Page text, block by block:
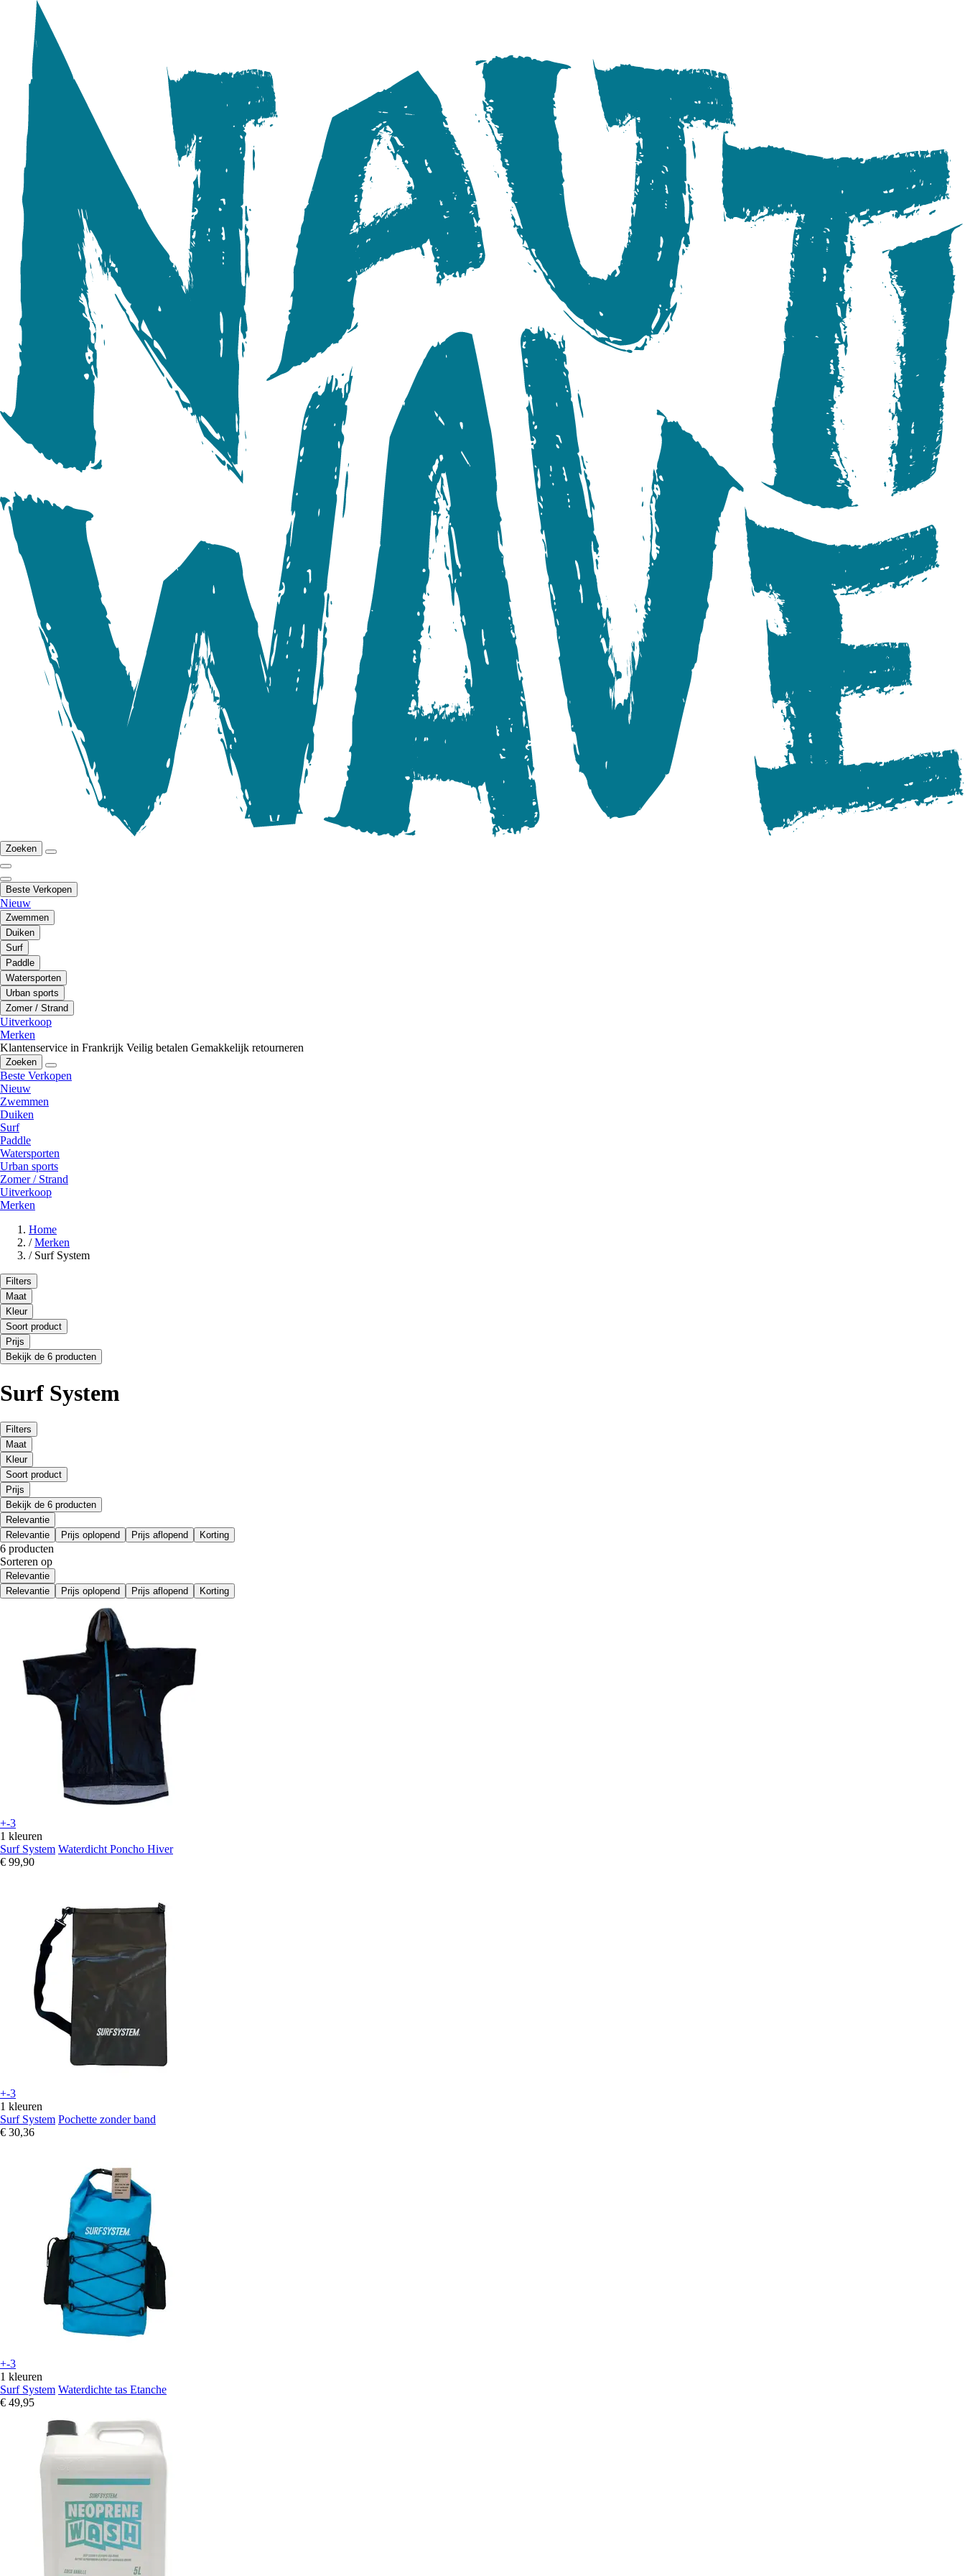
Zoeken
Beste Verkopen
Nieuw
Zwemmen
Duiken
Surf
Paddle
Watersporten
Urban sports
Zomer / Strand
Uitverkoop
Merken
Klantenservice in Frankrijk Veilig betalen Gemakkelijk retourneren
Zoeken
Beste Verkopen
Nieuw
Zwemmen
Duiken
Surf
Paddle
Watersporten
Urban sports
Zomer / Strand
Uitverkoop
Merken
Home
/ Merken
/ Surf System
Filters
Maat
Kleur
Soort product
Prijs
Bekijk de 6 producten
Surf System
Filters
Maat
Kleur
Soort product
Prijs
Bekijk de 6 producten
Relevantie
Relevantie
Prijs oplopend Prijs aflopend Korting
6 producten
Sorteren op
Relevantie
Relevantie
Prijs oplopend Prijs aflopend Korting
+-3
1 kleuren
Surf System Waterdicht Poncho Hiver
€ 99,90
+-3
1 kleuren
Surf System Pochette zonder band
€ 30,36
+-3
1 kleuren
Surf System Waterdichte tas Etanche
€ 49,95